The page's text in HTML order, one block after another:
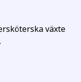
växte